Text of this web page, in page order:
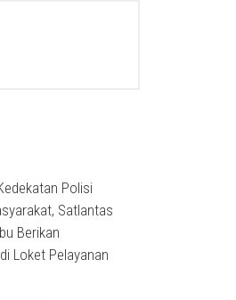
Polisi
Satlantas
Berikan
Loket Pelayanan